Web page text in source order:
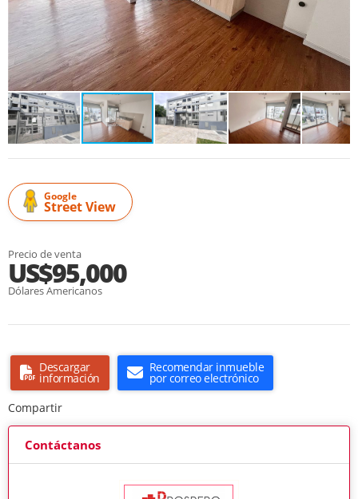
Google
Street View
Precio de venta
US$95,000
Dólares Americanos
Descargar
información
Recomendar inmueble
por correo electrónico
Compartir
Contáctanos